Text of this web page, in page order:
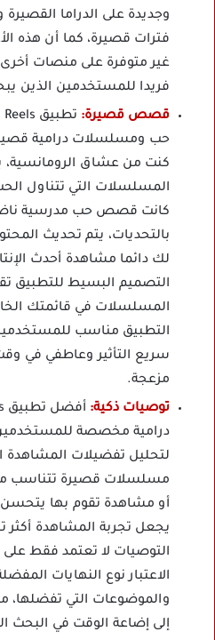
وجديدة على الدراما
فترات قصيرة، كما أن هذه
غير متوفرة على منصات أخرى
فريدا للمستخدمين الذين
قصص قصيرة:
حب ومسلسلات درامية
كنت من عشاق الرومانسية،
المسلسلات التي تتناول
كانت قصص حب مدرسية
بالتحديات، يتم تحديث
لك دائما مشاهدة أحدث
التصميم البسيط للتطبيق
المسلسلات في قائمتك
التطبيق مناسب
سريع التأثير وعاطفي في
مزعجة.
توصيات ذكية:
لتحليل تفضيلات المشاهدة
مسلسلات قصيرة تتناسب
أو مشاهدة تقوم بها يتحسن
يجعل تجربة المشاهدة
التوصيات لا تعتمد فقط
الاعتبار نوع النهايات
والموضوعات التي تفضلها،
إلى إضاعة الوقت في البحث